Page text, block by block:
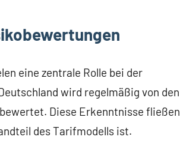
eine zentrale Rolle bei der
wird regelmäßig von den
Diese Erkenntnisse fließen
des Tarifmodells ist.